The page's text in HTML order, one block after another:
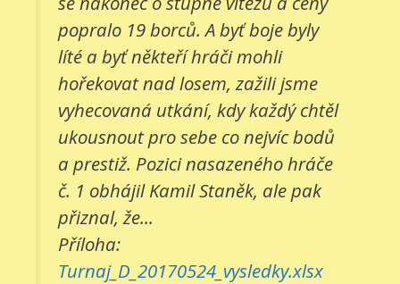
popralo 19 borců. A byť boje byly
líté a byť někteří hráči mohli
hořekovat nad losem, zažili jsme
vyhecovaná utkání, kdy každý chtěl
ukousnout pro sebe co nejvíc bodů
a prestiž. Pozici nasazeného hráče
č. 1 obhájil Kamil Staněk, ale pak
přiznal, že...
Příloha:
Turnaj_D_20170524_vysledky.xlsx